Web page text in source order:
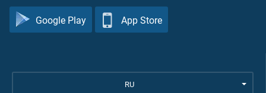
Google Play App Store
RU